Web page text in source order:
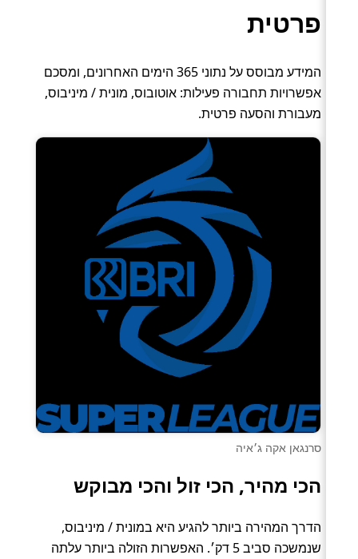
פרטית
המידע מבוסס על נתוני 365 הימים האחרונים, ומסכם
אפשרויות תחבורה פעילות: אוטובוס, מונית / מיניבוס,
מעבורת והסעה פרטית.
סרנגאן אקה ג׳איה
הכי מהיר, הכי זול והכי מבוקש
הדרך המהירה ביותר להגיע היא במונית / מיניבוס,
שנמשכה סביב 5 דק׳. האפשרות הזולה ביותר עלתה